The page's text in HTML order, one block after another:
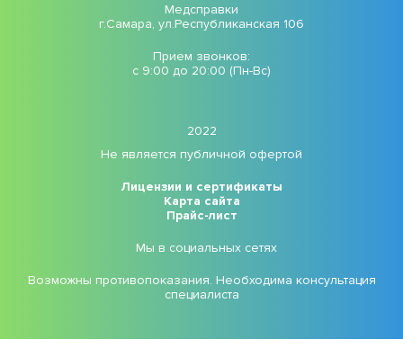
Медсправки
г.Самара, ул.Республиканская 106
Прием звонков:
с 9:00 до 20:00 (Пн-Вс)
2022
Не является публичной офертой
Лицензии и сертификаты
Карта сайта
Прайс-лист
Мы в социальных сетях
Возможны противопоказания. Необходима консультация
специалиста